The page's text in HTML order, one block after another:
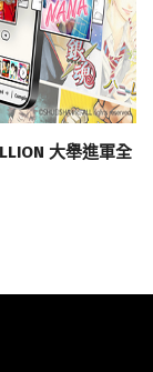
大舉進軍全